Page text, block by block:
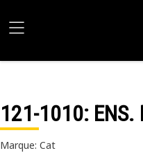
121-1010: ENS.
Marque: Cat